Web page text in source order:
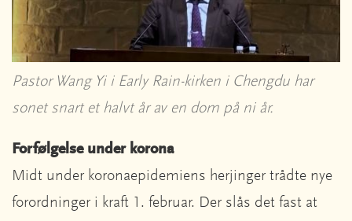
Pastor Wang Yi i Early Rain-kirken i Chengdu har
sonet snart et halvt år av en dom på ni år.
Forfølgelse under korona
Midt under koronaepidemiens herjinger trådte nye
forordninger i kraft 1. februar. Der slås det fast at